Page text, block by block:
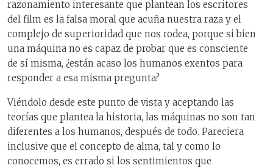
razonamiento interesante que plantean los escritores
del film es la falsa moral que acuña nuestra raza y el
complejo de superioridad que nos rodea, porque si bien
una máquina no es capaz de probar que es consciente
de sí misma, ¿están acaso los humanos exentos para
responder a esa misma pregunta?
Viéndolo desde este punto de vista y aceptando las
teorías que plantea la historia, las máquinas no son tan
diferentes a los humanos, después de todo. Pareciera
inclusive que el concepto de alma, tal y como lo
conocemos, es errado si los sentimientos que